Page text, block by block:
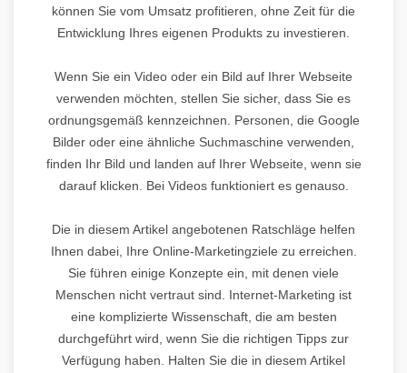
können Sie vom Umsatz profitieren, ohne Zeit für die
Entwicklung Ihres eigenen Produkts zu investieren.
Wenn Sie ein Video oder ein Bild auf Ihrer Webseite
verwenden möchten, stellen Sie sicher, dass Sie es
ordnungsgemäß kennzeichnen. Personen, die Google
Bilder oder eine ähnliche Suchmaschine verwenden,
finden Ihr Bild und landen auf Ihrer Webseite, wenn sie
darauf klicken. Bei Videos funktioniert es genauso.
Die in diesem Artikel angebotenen Ratschläge helfen
Ihnen dabei, Ihre Online-Marketingziele zu erreichen.
Sie führen einige Konzepte ein, mit denen viele
Menschen nicht vertraut sind. Internet-Marketing ist
eine komplizierte Wissenschaft, die am besten
durchgeführt wird, wenn Sie die richtigen Tipps zur
Verfügung haben. Halten Sie die in diesem Artikel